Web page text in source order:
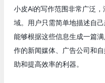
小皮Ai的写作范围非常广泛
域。用户只需简单地描述自
能够根据这些信息生成一篇
作的新闻媒体、广告公司和
助和提高效率的利器。